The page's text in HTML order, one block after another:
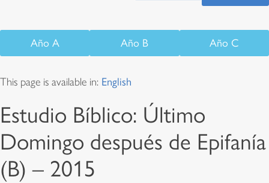
Año A Año B Año C
This page is available in: English
Estudio Bíblico: Último
Domingo después de Epifanía
(B) – 2015